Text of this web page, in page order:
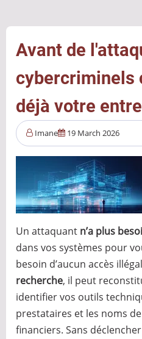
la
cybersécurité
que
la
pensions
Avant de
cybercriminels
déjà votre
Imane 19 March 2026
Un attaquant n’a plus
dans vos systèmes pour
besoin d’aucun accès
recherche, il peut
identifier vos outils
prestataires et les noms
financiers. Sans